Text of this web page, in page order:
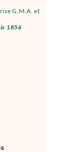
G.M.A. et
1856